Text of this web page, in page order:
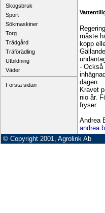
Skogsbruk
Sport
Sökmaskiner
Torg
Trädgård
Träförädling
Utbildning
Väder
Första sidan
måste
kopp
- Också
dagen.
Kravet
nio år.
fryser.
Andrea
© Copyright 2001, Agrolink Ab